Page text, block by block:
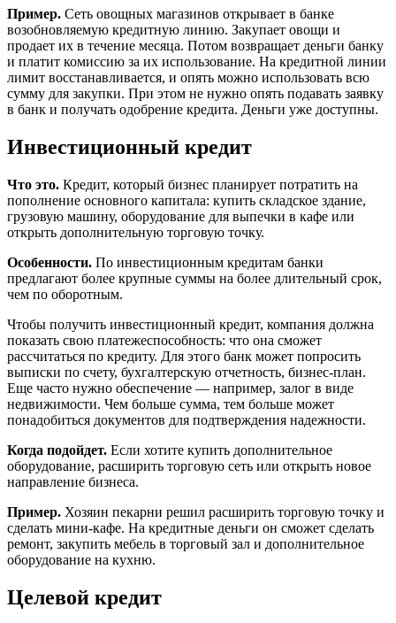
Пример. Сеть овощных магазинов открывает в банке
возобновляемую кредитную линию. Закупает овощи и
продает их в течение месяца. Потом возвращает деньги банку
и платит комиссию за их использование. На кредитной линии
лимит восстанавливается, и опять можно использовать всю
сумму для закупки. При этом не нужно опять подавать заявку
в банк и получать одобрение кредита. Деньги уже доступны.
Инвестиционный кредит
Что это. Кредит, который бизнес планирует потратить на
пополнение основного капитала: купить складское здание,
грузовую машину, оборудование для выпечки в кафе или
открыть дополнительную торговую точку.
Особенности. По инвестиционным кредитам банки
предлагают более крупные суммы на более длительный срок,
чем по оборотным.
Чтобы получить инвестиционный кредит, компания должна
показать свою платежеспособность: что она сможет
рассчитаться по кредиту. Для этого банк может попросить
выписки по счету, бухгалтерскую отчетность, бизнес-план.
Еще часто нужно обеспечение — например, залог в виде
недвижимости. Чем больше сумма, тем больше может
понадобиться документов для подтверждения надежности.
Когда подойдет. Если хотите купить дополнительное
оборудование, расширить торговую сеть или открыть новое
направление бизнеса.
Пример. Хозяин пекарни решил расширить торговую точку и
сделать мини-кафе. На кредитные деньги он сможет сделать
ремонт, закупить мебель в торговый зал и дополнительное
оборудование на кухню.
Целевой кредит